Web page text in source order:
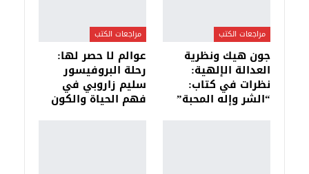
مراجعات الكتب
جون هيك ونظرية
العدالة الإلهية:
نظرات في كتاب:
“الشر وإله المحبة”
مراجعات الكتب
عوالم لا حصر لها:
رحلة البروفيسور
سليم زاروبي في
فهم الحياة والكون